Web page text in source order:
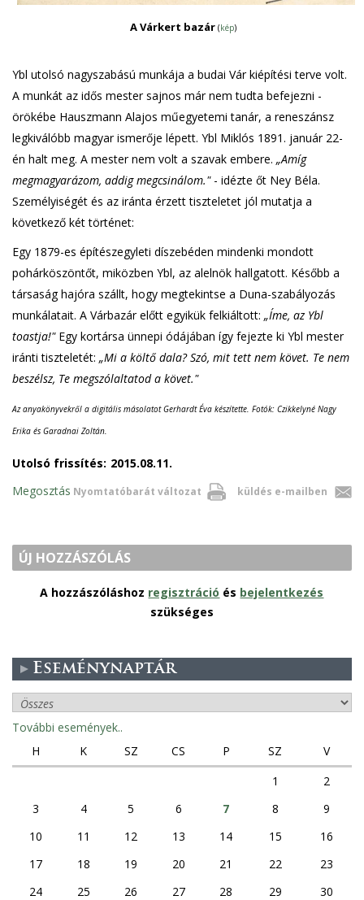
A Várkert bazár (kép)
Ybl utolsó nagyszabású munkája a budai Vár kiépítési terve volt.
A munkát az idős mester sajnos már nem tudta befejezni -
örökébe Hauszmann Alajos műegyetemi tanár, a reneszánsz
legkiválóbb magyar ismerője lépett. Ybl Miklós 1891. január 22-
én halt meg. A mester nem volt a szavak embere. „Amíg
megmagyarázom, addig megcsinálom." - idézte őt Ney Béla.
Személyiségét és az iránta érzett tiszteletet jól mutatja a
következő két történet:
Egy 1879-es építészegyleti díszebéden mindenki mondott
pohárköszöntőt, miközben Ybl, az alelnök hallgatott. Később a
társaság hajóra szállt, hogy megtekintse a Duna-szabályozás
munkálatait. A Várbazár előtt egyikük felkiáltott: „Íme, az Ybl
toastja!" Egy kortársa ünnepi ódájában így fejezte ki Ybl mester
iránti tiszteletét: „Mi a költő dala? Szó, mit tett nem követ. Te nem
beszélsz, Te megszólaltatod a követ."
Az anyakönyvekről a digitális másolatot Gerhardt Éva készítette. Fotók: Czikkelyné Nagy
Erika és Garadnai Zoltán.
Utolsó frissítés: 2015.08.11.
Nyomtatóbarát változat küldés e-mailben
Megosztás
ÚJ HOZZÁSZÓLÁS
A hozzászóláshoz regisztráció és bejelentkezés
szükséges
Eseménynaptár
További események..
H
K SZ CS P SZ
V
1
2
3
4 5 6 7 8
9
10
11 12 13 14 15
16
17
18 19 20 21 22
23
24
25 26 27 28 29
30